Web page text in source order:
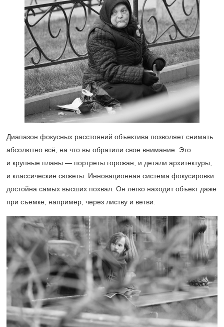
Диапазон фокусных расстояний объектива позволяет снимать
абсолютно всё, на что вы обратили свое внимание. Это
и крупные планы — портреты горожан, и детали архитектуры,
и классические сюжеты. Инновационная система фокусировки
достойна самых высших похвал. Он легко находит объект даже
при съемке, например, через листву и ветви.